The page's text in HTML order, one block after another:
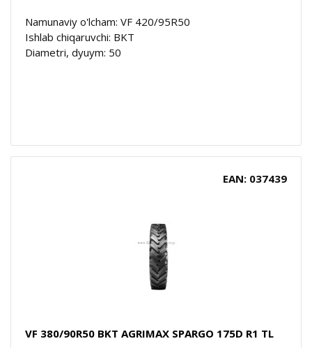
Namunaviy o'lcham: VF 420/95R50
Ishlab chiqaruvchi: BKT
Diametri, dyuym: 50
EAN: 037439
VF 380/90R50 BKT AGRIMAX SPARGO 175D R1 TL